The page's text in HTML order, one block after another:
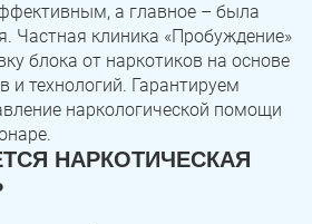
а главное – была
Частная клиника «Пробуждение»
блока от наркотиков на основе
и технологий. Гарантируем
наркологической помощи
НАРКОТИЧЕСКАЯ